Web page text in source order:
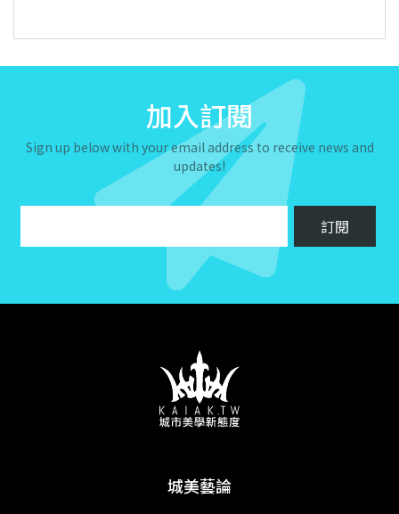
加入訂閱
Sign up below with your email address to receive news and
updates!
城美藝論